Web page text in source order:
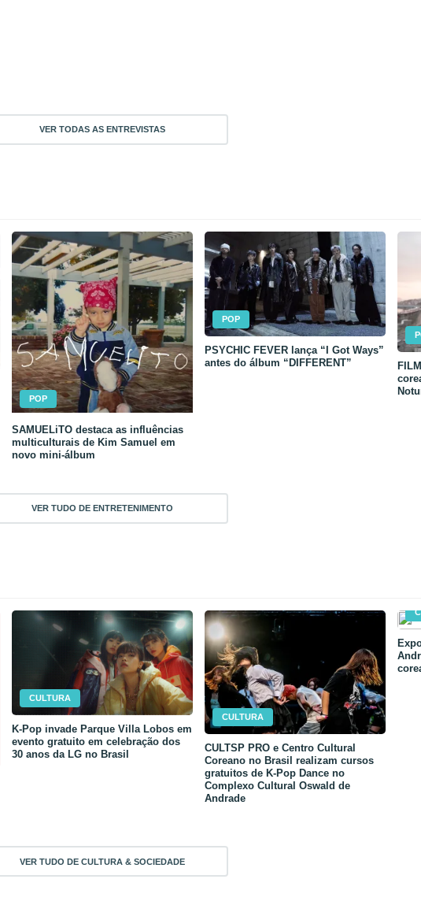
VER TODAS AS ENTREVISTAS
POP
SAMUELiTO destaca as influências
multiculturais de Kim Samuel em
novo mini-álbum
POP
PSYCHIC FEVER lança “I Got Ways”
antes do álbum “DIFFERENT”
VER TUDO DE ENTRETENIMENTO
CULTURA
K-Pop invade Parque Villa Lobos em
evento gratuito em celebração dos
30 anos da LG no Brasil
CULTURA
CULTSP PRO e Centro Cultural
Coreano no Brasil realizam cursos
gratuitos de K-Pop Dance no
Complexo Cultural Oswald de
Andrade
VER TUDO DE CULTURA & SOCIEDADE